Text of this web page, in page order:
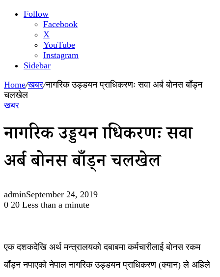
Follow
Facebook
X
YouTube
Instagram
Sidebar
Home/खबर/नागरिक उड्डयन प्राधिकरणः सवा अर्ब बोनस बाँड्न
चलखेल
खबर
नागरिक उड्डयन प्राधिकरणः सवा
अर्ब बोनस बाँड्न चलखेल
adminSeptember 24, 2019
0 20 Less than a minute
एक दशकदेखि अर्थ मन्त्रालयको दबाबमा कर्मचारीलाई बोनस रकम
बाँड्न नपाएको नेपाल नागरिक उड्डयन प्राधिकरण (क्यान) ले अहिले